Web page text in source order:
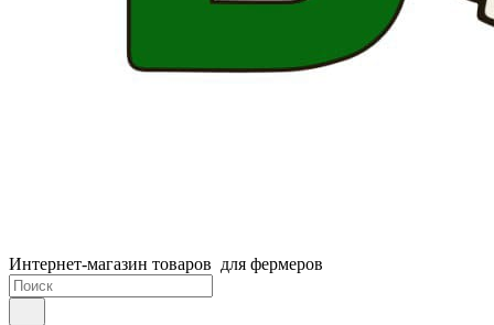
Интернет-магазин товаров для фермеров